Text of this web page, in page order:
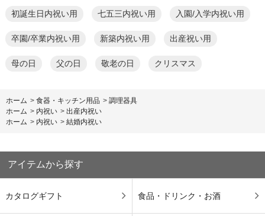
初誕生日内祝い用 七五三内祝い用 入園/入学内祝い用
卒園/卒業内祝い用 新築内祝い用 出産祝い用
母の日 父の日 敬老の日 クリスマス
ホーム > 食器・キッチン用品 > 調理器具
ホーム > 内祝い > 出産内祝い
ホーム > 内祝い > 結婚内祝い
アイテムから探す
カタログギフト 食品・ドリンク・お酒